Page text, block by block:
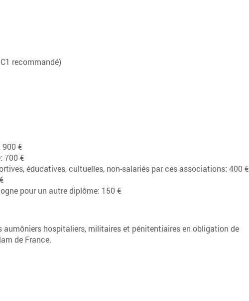
recommandé)
900 €
700 €
éducatives, cultuelles, non-salariés par ces associations: 400 €
pour un autre diplôme: 150 €
aumôniers hospitaliers, militaires et pénitentiaires en obligation de
de France.